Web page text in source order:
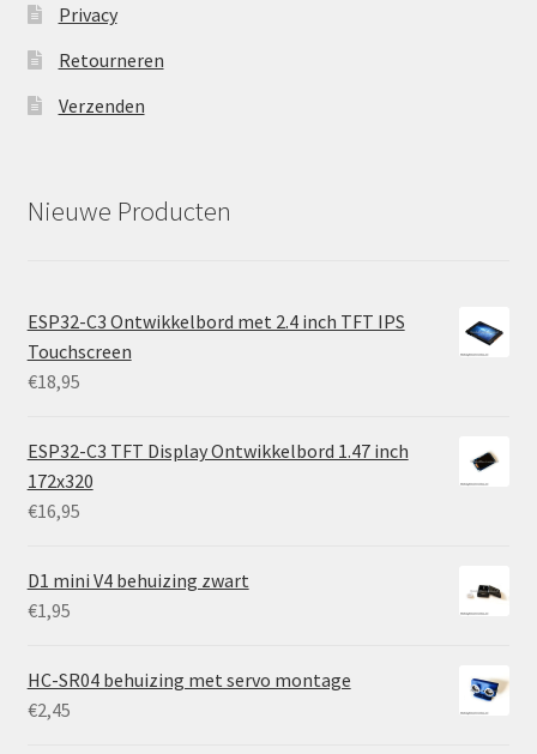
Privacy
Retourneren
Verzenden
Nieuwe Producten
ESP32-C3 Ontwikkelbord met 2.4 inch TFT IPS
Touchscreen
€18,95
ESP32-C3 TFT Display Ontwikkelbord 1.47 inch
172x320
€16,95
D1 mini V4 behuizing zwart
€1,95
HC-SR04 behuizing met servo montage
€2,45